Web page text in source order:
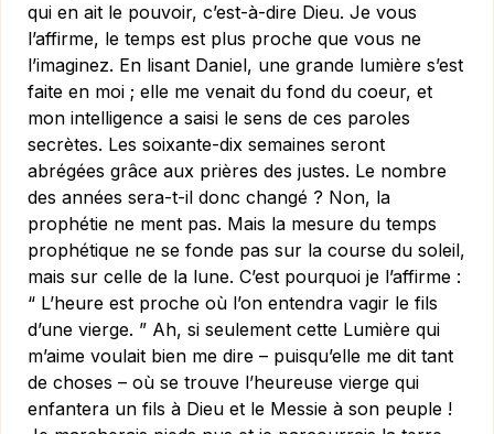
qui en ait le pouvoir, c’est-à-dire Dieu. Je vous
l’affirme, le temps est plus proche que vous ne
l’imaginez. En lisant Daniel, une grande lumière s’est
faite en moi ; elle me venait du fond du coeur, et
mon intelligence a saisi le sens de ces paroles
secrètes. Les soixante-dix semaines seront
abrégées grâce aux prières des justes. Le nombre
des années sera-t-il donc changé ? Non, la
prophétie ne ment pas. Mais la mesure du temps
prophétique ne se fonde pas sur la course du soleil,
mais sur celle de la lune. C’est pourquoi je l’affirme :
“ L’heure est proche où l’on entendra vagir le fils
d’une vierge. ” Ah, si seulement cette Lumière qui
m’aime voulait bien me dire – puisqu’elle me dit tant
de choses – où se trouve l’heureuse vierge qui
enfantera un fils à Dieu et le Messie à son peuple !